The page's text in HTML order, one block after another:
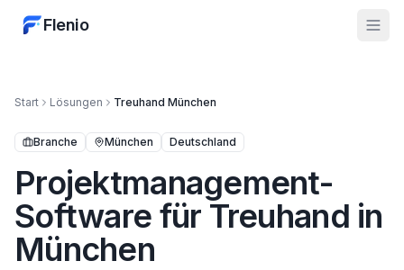
Flenio
Start Lösungen Treuhand München
Branche München Deutschland
Projektmanagement-
Software für Treuhand in
München